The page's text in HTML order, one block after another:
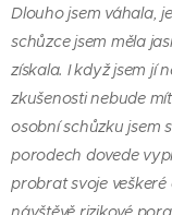
Dlouho jsem váhala,
schůzce jsem měla
získala. I když jsem jí
zkušenosti nebude
osobní schůzku jsem
porodech dovede
probrat svoje